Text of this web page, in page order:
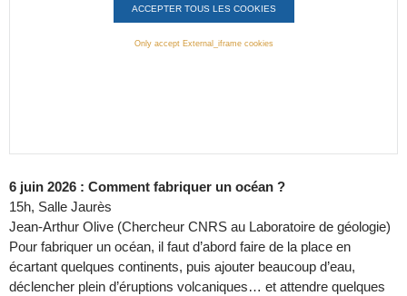
ACCEPTER TOUS LES COOKIES
Only accept External_iframe cookies
6 juin 2026 : Comment fabriquer un océan ?
15h, Salle Jaurès
Jean-Arthur Olive (Chercheur CNRS au Laboratoire de géologie)
Pour fabriquer un océan, il faut d’abord faire de la place en
écartant quelques continents, puis ajouter beaucoup d’eau,
déclencher plein d’éruptions volcaniques… et attendre quelques